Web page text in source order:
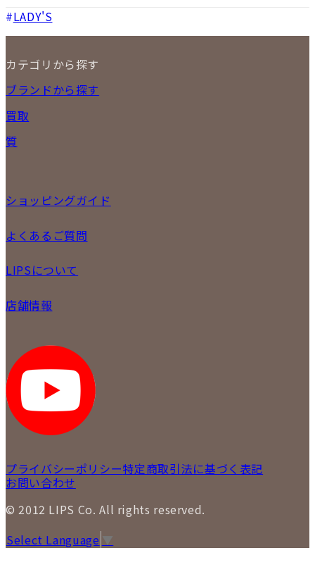
LADY'S
カテゴリから探す
NEW ITEM
時計
小物
ブランドから探す
買取
宅配買取
委託販売
LINE査定
買取実績
質
ショッピングガイド
商品について
お支払いについて
保証について
よくあるご質問
商品について
質について
返品について
LIPSについて
各事業部の紹介
STAFFBLOG
SNS
店舗情報
LIPS 新宿店
LIPS 札幌パルコ店
LIPS 札幌白石店
LIPS 通信販売事業部
プライバシーポリシー特定商取引法に基づく表記
お問い合わせ
© 2012 LIPS Co. All rights reserved.
Select Language ▼